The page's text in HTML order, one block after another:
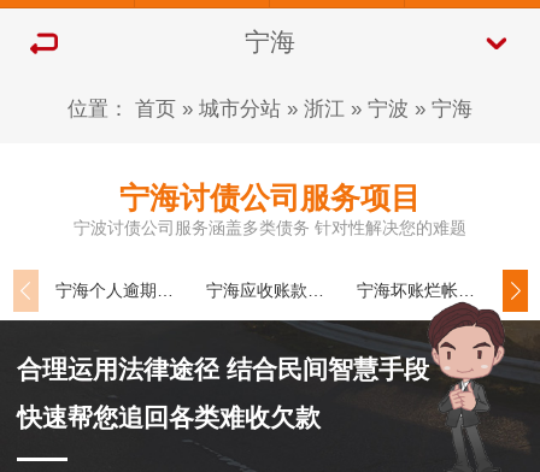
宁海
位置： 首页 » 城市分站 » 浙江 » 宁波 » 宁海
宁海讨债公司服务项目
宁波讨债公司服务涵盖多类债务 针对性解决您的难题
合理运用法律途径 结合民间智慧手段
快速帮您追回各类难收欠款